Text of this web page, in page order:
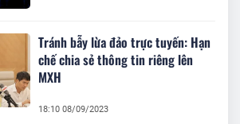
Tránh bẫy lừa đảo trực tuyến: Hạn
chế chia sẻ thông tin riêng lên
MXH
18:10 08/09/2023